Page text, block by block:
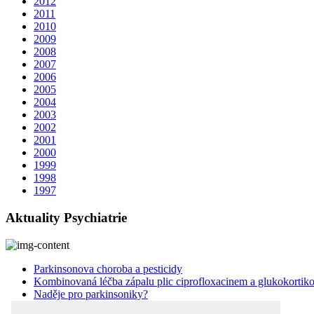
2011
2010
2009
2008
2007
2006
2005
2004
2003
2002
2001
2000
1999
1998
1997
Aktuality Psychiatrie
Parkinsonova choroba a pesticidy
Kombinovaná léčba zápalu plic ciprofloxacinem a
Naděje pro parkinsoniky?